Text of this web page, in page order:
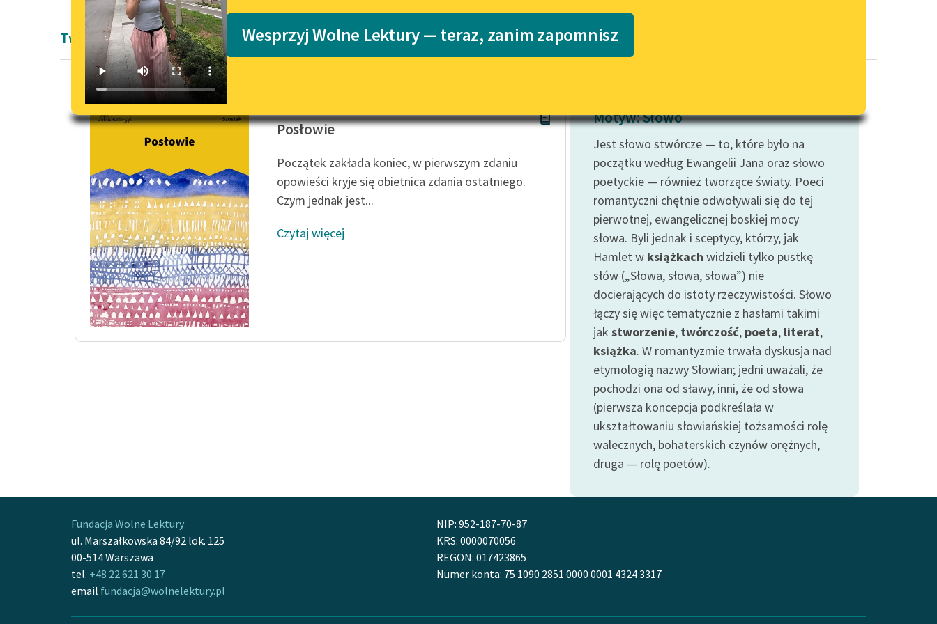
Lektury szkolne i klasyka
literatury do słuchania dla
E-kolekcja lektur szkolnych i
literatury do słuchania dla
niepełnosprawnościami
Feministyczne inspiracje.
Popularyzacja skandynawskiej
Katalog
Katalog w formacie PDF
wrażliwych
Deklaracja dostępności
Wesprzyj Wolne Lektury — teraz, zanim zapomnisz
Twórczość Wita Szostaka
Posłowie
Początek zakłada koniec, w pierwszym zdaniu
opowieści kryje się obietnica zdania ostatniego.
Czym jednak jest...
Czytaj więcej
Motyw: Słowo
Jest słowo stwórcze — to, które było na
początku według Ewangelii Jana oraz słowo
poetyckie — również tworzące światy. Poeci
romantyczni chętnie odwoływali się do tej
pierwotnej, ewangelicznej boskiej mocy
słowa. Byli jednak i sceptycy, którzy, jak
Hamlet w książkach widzieli tylko pustkę
słów („Słowa, słowa, słowa”) nie
docierających do istoty rzeczywistości. Słowo
łączy się więc tematycznie z hasłami takimi
jak stworzenie, twórczość, poeta, literat,
książka. W romantyzmie trwała dyskusja nad
etymologią nazwy Słowian; jedni uważali, że
pochodzi ona od sławy, inni, że od słowa
(pierwsza koncepcja podkreślała w
ukształtowaniu słowiańskiej tożsamości rolę
walecznych, bohaterskich czynów orężnych,
druga — rolę poetów).
Fundacja Wolne Lektury
ul. Marszałkowska 84/92 lok. 125
00-514 Warszawa
tel. +48 22 621 30 17
email fundacja@wolnelektury.pl
NIP: 952-187-70-87
KRS: 0000070056
REGON: 017423865
Numer konta: 75 1090 2851 0000 0001 4324 3317